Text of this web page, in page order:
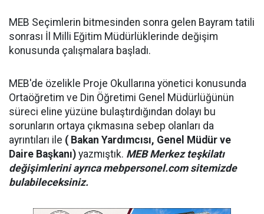
MEB Seçimlerin bitmesinden sonra gelen Bayram tatili
sonrası İl Milli Eğitim Müdürlüklerinde değişim
konusunda çalışmalara başladı.
MEB'de özelikle Proje Okullarına yönetici konusunda
Ortaöğretim ve Din Öğretimi Genel Müdürlüğünün
süreci eline yüzüne bulaştırdığından dolayı bu
sorunların ortaya çıkmasına sebep olanları da
ayrıntıları ile ( Bakan Yardımcısı, Genel Müdür ve
Daire Başkanı) yazmıştık. MEB Merkez teşkilatı
değişimlerini ayrıca mebpersonel.com sitemizde
bulabileceksiniz.